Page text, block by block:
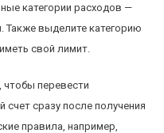
категории расходов —
Также выделите категорию
свой лимит.
чтобы перевести
счет сразу после получения
правила, например,